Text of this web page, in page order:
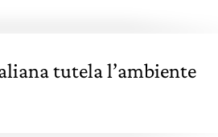
tutela l’ambiente